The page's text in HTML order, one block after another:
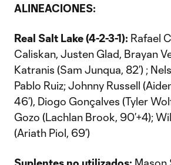
ALINEACIONES:
Real Salt Lake (4-2-3-1): Rafael
Caliskan, Justen Glad, Brayan
Katranis (Sam Junqua, 82’) ;
Pablo Ruiz; Johnny Russell
46’), Diogo Gonçalves (Tyler
Gozo (Lachlan Brook, 90’+4);
(Ariath Piol, 69’)